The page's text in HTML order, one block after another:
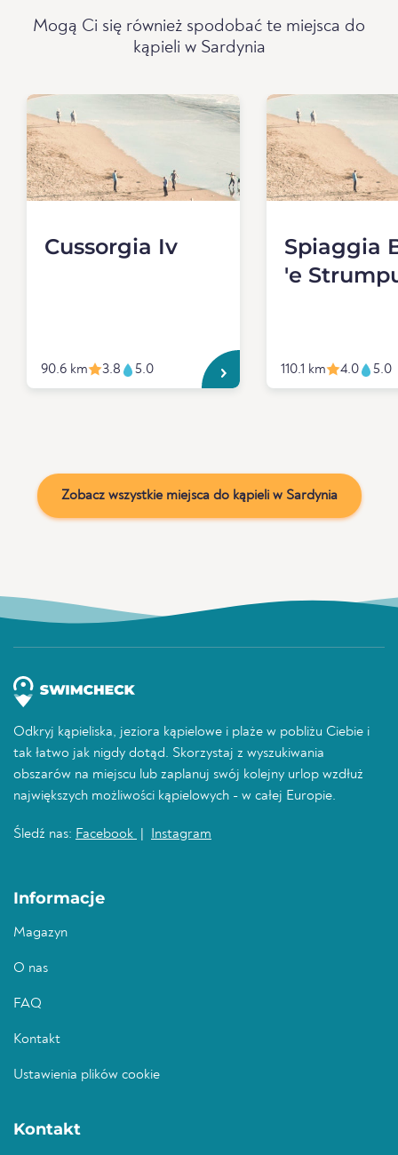
Mogą Ci się również spodobać te miejsca do
kąpieli w Sardynia
Cussorgia Iv
90.6 km 3.8 5.0
Spiaggia
'e
110.1 km 4.0 5.0
Zobacz wszystkie miejsca do kąpieli w Sardynia
Odkryj kąpieliska, jeziora kąpielowe i plaże w pobliżu Ciebie i
tak łatwo jak nigdy dotąd. Skorzystaj z wyszukiwania
obszarów na miejscu lub zaplanuj swój kolejny urlop wzdłuż
największych możliwości kąpielowych - w całej Europie.
Śledź nas: Facebook Instagram
Informacje
Magazyn
O nas
FAQ
Kontakt
Ustawienia plików cookie
Kontakt